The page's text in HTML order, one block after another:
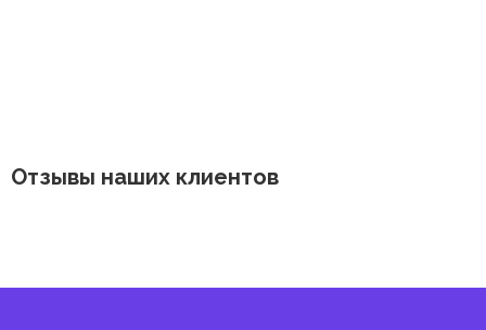
Отзывы наших клиентов